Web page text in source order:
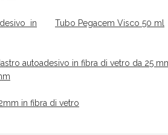
in
Tubo Pegacem Visco 50 ml
autoadesivo in fibra di vetro da 25
in fibra di vetro